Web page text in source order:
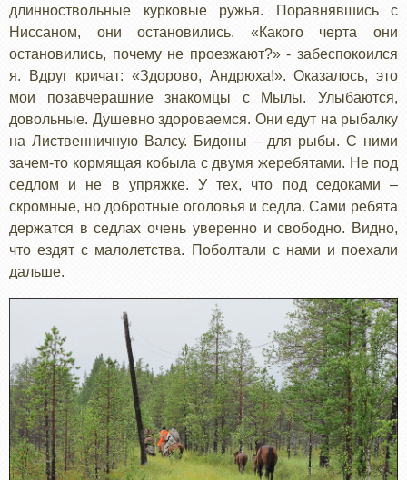
длинноствольные курковые ружья. Поравнявшись с
Ниссаном, они остановились. «Какого черта они
остановились, почему не проезжают?» - забеспокоился
я. Вдруг кричат: «Здорово, Андрюха!». Оказалось, это
мои позавчерашние знакомцы с Мылы. Улыбаются,
довольные. Душевно здороваемся. Они едут на рыбалку
на Лиственничную Валсу. Бидоны – для рыбы. С ними
зачем-то кормящая кобыла с двумя жеребятами. Не под
седлом и не в упряжке. У тех, что под седоками –
скромные, но добротные оголовья и седла. Сами ребята
держатся в седлах очень уверенно и свободно. Видно,
что ездят с малолетства. Поболтали с нами и поехали
дальше.